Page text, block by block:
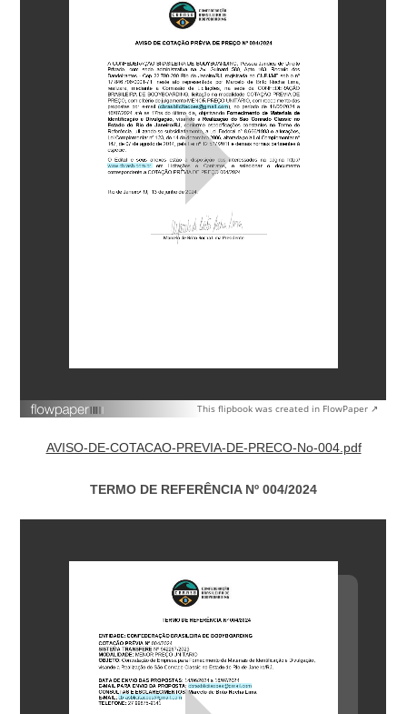
This flipbook was created in FlowPaper ↗
AVISO-DE-COTACAO-PREVIA-DE-PRECO-No-004.pdf
TERMO DE REFERÊNCIA Nº 004/2024